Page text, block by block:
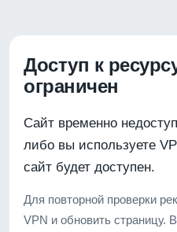
Доступ к
ограничен
Сайт временно
либо вы используете
сайт будет доступен.
Для повторной проверки
VPN и обновить страницу.